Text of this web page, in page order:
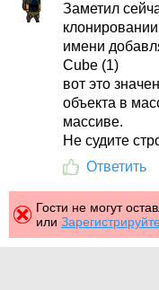
Заметил
имени
Cube (1)
вот это
объекта в
массиве.
Не судите
Ответить
Гости не могут
или